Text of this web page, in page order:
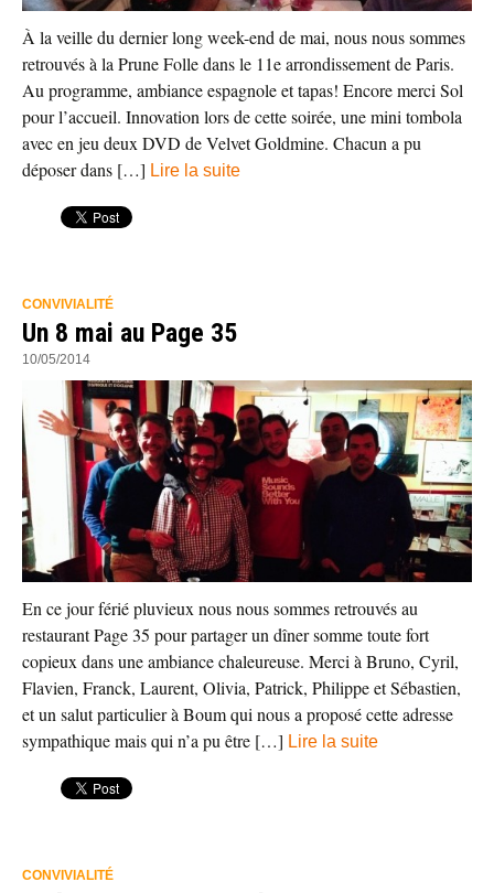
À la veille du dernier long week-end de mai, nous nous sommes
retrouvés à la Prune Folle dans le 11e arrondissement de Paris.
Au programme, ambiance espagnole et tapas! Encore merci Sol
pour l’accueil. Innovation lors de cette soirée, une mini tombola
avec en jeu deux DVD de Velvet Goldmine. Chacun a pu
déposer dans […] Lire la suite
CONVIVIALITÉ
Un 8 mai au Page 35
10/05/2014
En ce jour férié pluvieux nous nous sommes retrouvés au
restaurant Page 35 pour partager un dîner somme toute fort
copieux dans une ambiance chaleureuse. Merci à Bruno, Cyril,
Flavien, Franck, Laurent, Olivia, Patrick, Philippe et Sébastien,
et un salut particulier à Boum qui nous a proposé cette adresse
sympathique mais qui n’a pu être […] Lire la suite
CONVIVIALITÉ